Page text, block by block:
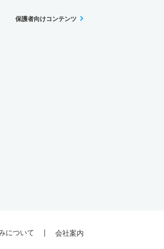
保護者向けコンテンツ
について 会社案内